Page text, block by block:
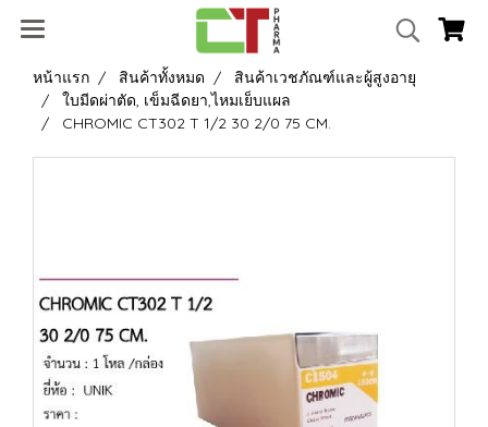
หน้าแรก สินค้าทั้งหมด
สินค้าเวชภัณฑ์และผู้สูงอายุ
ใบมีดผ่าตัด, เข็มฉีดยา,ไหมเย็บแผล
CHROMIC CT302 T 1/2 30 2/0 75 CM.